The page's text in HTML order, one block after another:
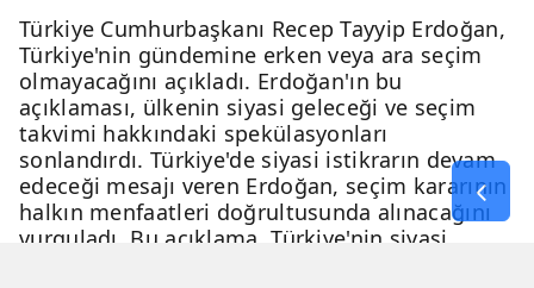
Türkiye Cumhurbaşkanı Recep Tayyip Erdoğan,
Türkiye'nin gündemine erken veya ara seçim
olmayacağını açıkladı. Erdoğan'ın bu
açıklaması, ülkenin siyasi geleceği ve seçim
takvimi hakkındaki spekülasyonları
sonlandırdı. Türkiye'de siyasi istikrarın devam
edeceği mesajı veren Erdoğan, seçim kararının
halkın menfaatleri doğrultusunda alınacağını
vurguladı. Bu açıklama, Türkiye'nin siyasi